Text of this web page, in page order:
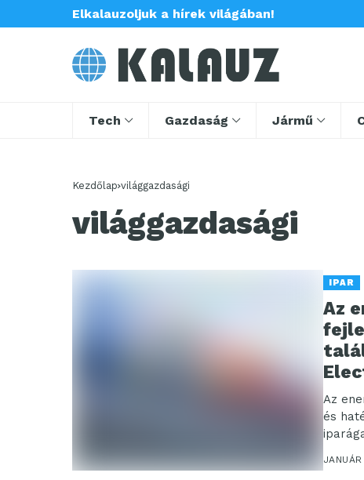
Elkalauzoljuk a hírek világában!
Tech Gazdaság Jármű
Kezdőlap világgazdasági
világgazdasági
IPAR
Az
Az
és